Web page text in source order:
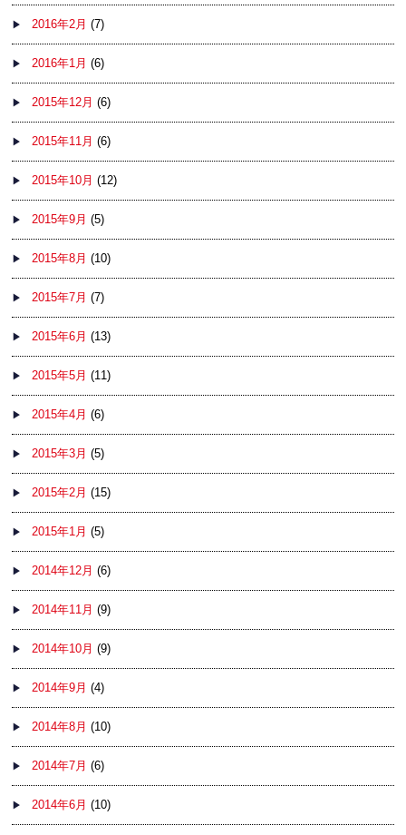
2016年2月 (7)
2016年1月 (6)
2015年12月 (6)
2015年11月 (6)
2015年10月 (12)
2015年9月 (5)
2015年8月 (10)
2015年7月 (7)
2015年6月 (13)
2015年5月 (11)
2015年4月 (6)
2015年3月 (5)
2015年2月 (15)
2015年1月 (5)
2014年12月 (6)
2014年11月 (9)
2014年10月 (9)
2014年9月 (4)
2014年8月 (10)
2014年7月 (6)
2014年6月 (10)